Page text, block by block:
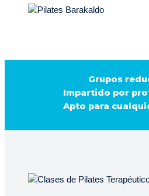
Grupos
Impartido por
Apto para